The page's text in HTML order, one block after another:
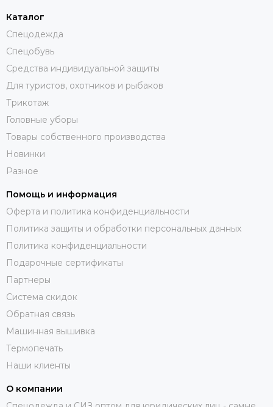
Каталог
Спецодежда
Спецобувь
Средства индивидуальной защиты
Для туристов, охотников и рыбаков
Трикотаж
Головные уборы
Товары собственного производства
Новинки
Разное
Помощь и информация
Оферта и политика конфиденциальности
Политика защиты и обработки персональных данных
Политика конфиденциальности
Подарочные сертификаты
Партнеры
Система скидок
Обратная связь
Машинная вышивка
Термопечать
Наши клиенты
О компании